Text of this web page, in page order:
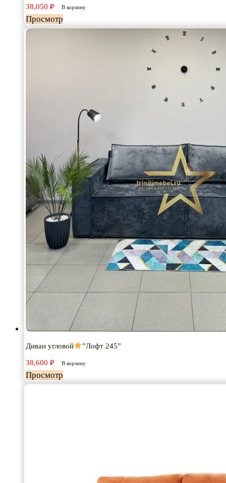
38,050 ₽ В корзину
Просмотр
Диван угловой ”Лофт 245”
38,600 ₽ В корзину
Просмотр